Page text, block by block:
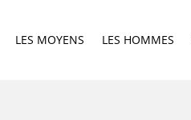
LES MOYENS LES HOMMES